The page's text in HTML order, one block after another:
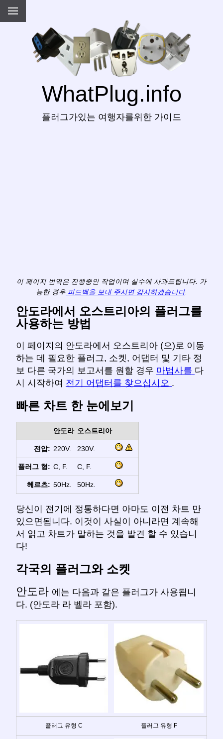
WhatPlug.info
플러그가있는 여행자를위한 가이드
이 페이지 번역은 진행중인 작업이며 실수에 사과드립니다. 가
능한 경우 피드백을 보내 주시면 감사하겠습니다.
안도라에서 오스트리아의 플러그를
사용하는 방법
이 페이지의 안도라에서 오스트리아 (으)로 이동
하는 데 필요한 플러그, 소켓, 어댑터 및 기타 정
보 다른 국가의 보고서를 원할 경우 마법사를 다
시 시작하여 전기 어댑터를 찾으십시오 .
빠른 차트 한 눈에보기
안도라 오스트리아
전압: 220V. 230V.
플러그 형: C, F. C, F.
헤르츠: 50Hz. 50Hz.
당신이 전기에 정통하다면 아마도 이전 차트 만
있으면됩니다. 이것이 사실이 아니라면 계속해
서 읽고 차트가 말하는 것을 발견 할 수 있습니
다!
각국의 플러그와 소켓
안도라 에는 다음과 같은 플러그가 사용됩니
다. (안도라 라 벨라 포함).
플러그 유형 C 플러그 유형 F